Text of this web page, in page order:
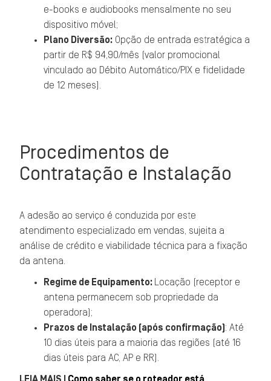
e-books e audiobooks mensalmente no seu
dispositivo móvel;
Plano Diversão: Opção de entrada estratégica a
partir de R$ 94,90/mês (valor promocional
vinculado ao Débito Automático/PIX e fidelidade
de 12 meses).
Procedimentos de
Contratação e Instalação
A adesão ao serviço é conduzida por este
atendimento especializado em vendas, sujeita a
análise de crédito e viabilidade técnica para a fixação
da antena.
Regime de Equipamento:
Locação (receptor e
antena permanecem sob propriedade da
operadora);
Prazos de Instalação (após confirmação) : Até
10 dias úteis para a maioria das regiões (até 16
dias úteis para AC, AP e RR).